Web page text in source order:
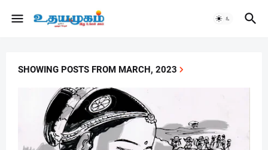
SHOWING POSTS FROM MARCH, 2023